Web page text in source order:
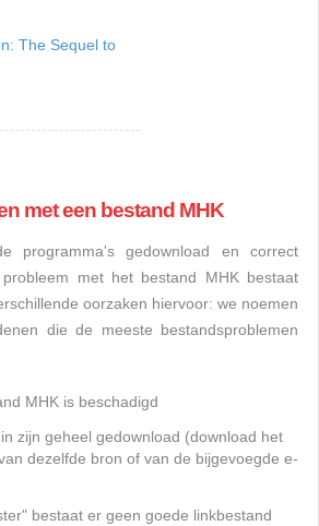
The Sequel to
met een bestand MHK
programma's gedownload en correct
met het bestand MHK bestaat
oorzaken hiervoor: we noemen
die de meeste bestandsproblemen
MHK is beschadigd
zijn geheel gedownload (download het
dezelfde bron of van de bijgevoegde e-
bestaat er geen goede linkbestand